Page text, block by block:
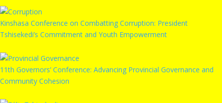
Kinshasa Conference on Combatting Corruption: President
Tshisekedi’s Commitment and Youth Empowerment
11th Governors’ Conference: Advancing Provincial Governance and
Community Cohesion